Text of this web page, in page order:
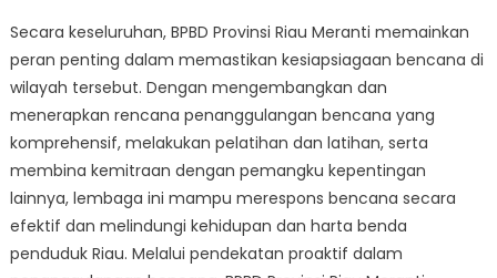
Secara keseluruhan, BPBD Provinsi Riau Meranti memainkan
peran penting dalam memastikan kesiapsiagaan bencana di
wilayah tersebut. Dengan mengembangkan dan
menerapkan rencana penanggulangan bencana yang
komprehensif, melakukan pelatihan dan latihan, serta
membina kemitraan dengan pemangku kepentingan
lainnya, lembaga ini mampu merespons bencana secara
efektif dan melindungi kehidupan dan harta benda
penduduk Riau. Melalui pendekatan proaktif dalam